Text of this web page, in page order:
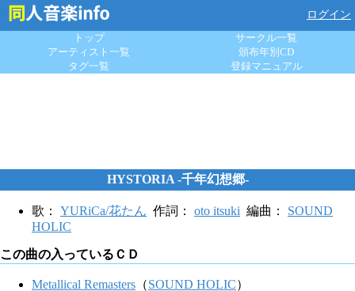
ログイン
トップ
サークル一覧
アーティスト一覧
頒布年別CD
タグ一覧
登録マニュアル
HYSTORIA -千年幻想郷-
歌： YURiCa/花たん 作詞： oto itsuki 編曲： SOUND
HOLIC
この曲の入っているＣＤ
Metallical Remasters （SOUND HOLIC）